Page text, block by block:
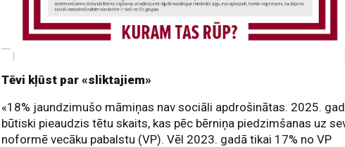
Tēvi kļūst par «sliktajiem»
«18% jaundzimušo māmiņas nav sociāli apdrošinātas. 2025.
būtiski pieaudzis tētu skaits, kas pēc bērniņa piedzimšanas uz
noformē vecāku pabalstu (VP). Vēl 2023. gadā tikai 17% no VP